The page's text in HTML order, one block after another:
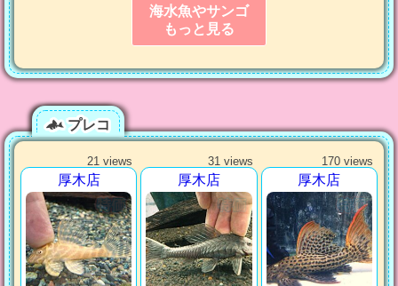
海水魚やサンゴ
もっと見る
プレコ
21 views
厚木店
31 views
厚木店
170 views
厚木店